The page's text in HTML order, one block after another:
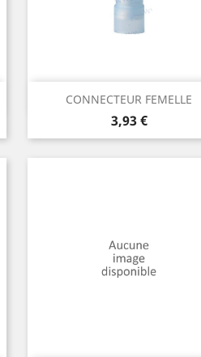
CONNECTEUR FEMELLE
Prix
3,93 €
Aperçu rapide